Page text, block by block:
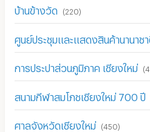
บ้านข้างวัด (220)
การประปาส่วนภูมิภาค เชียงใหม่ (
สนามกีฬาสมโภชเชียงใหม่ 700 ปี
ศาลจังหวัดเชียงใหม่ (450)